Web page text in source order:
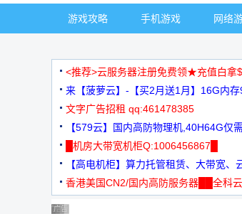
游戏攻略 手机游戏 网络
<推荐>云服务器注册免费领★充值白拿
来【菠萝云】-【买2月送1月】16G内
文字广告招租 qq:461478385
【579云】国内高防物理机,40H64G仅
元
█机房大带宽机柜Q:1006456867█
【高电机柜】算力托管租赁、大带宽、
机
香港美国CN2/国内高防服务器██全科云
广告 商业广告，理性选择
广告 商业广告，理性选择
广告 商业广告，理性选择
广告 商业广告，理性选择
广告 商业广告，理性选择